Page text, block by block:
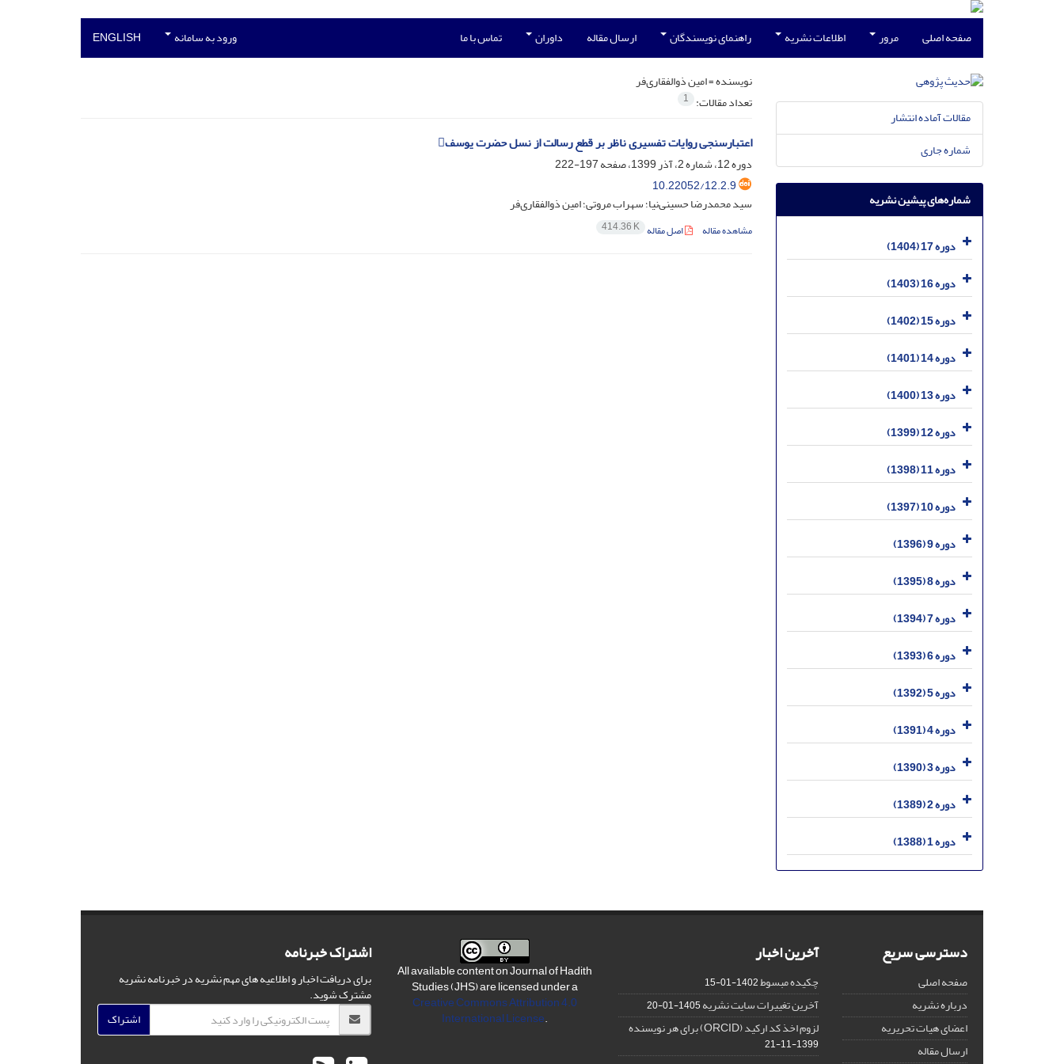
صفحه اصلی مرور اطلاعات نشریه راهنمای نویسندگان ارسال مقاله داوران تماس با ما ورود به سامانه ENGLISH
نویسنده =امین ذوالفقاری‌فر
تعداد مقالات: 1
اعتبارسنجی روایات تفسیری ناظر بر قطع رسالت از نسل حضرت یوسف
دوره 12، شماره 2، آذر 1399، صفحه
197-222
10.22052/12.2.9
سید محمدرضا حسینی‌نیا؛ سهراب مروتی؛ امین ذوالفقاری‌فر
مشاهده مقاله اصل مقاله 414.36 K
مقالات آماده انتشار
شماره جاری
شماره‌های پیشین نشریه
دوره 17 (1404)
دوره 16 (1403)
دوره 15 (1402)
دوره 14 (1401)
دوره 13 (1400)
دوره 12 (1399)
دوره 11 (1398)
دوره 10 (1397)
دوره 9 (1396)
دوره 8 (1395)
دوره 7 (1394)
دوره 6 (1393)
دوره 5 (1392)
دوره 4 (1391)
دوره 3 (1390)
دوره 2 (1389)
دوره 1 (1388)
دسترسی سریع
صفحه اصلی
درباره نشریه
اعضای هیات تحریریه
ارسال مقاله
آخرین اخبار
چکیده مبسوط1402-01-15
آخرین تغییرات سایت نشریه1405-01-20
لزوم اخذ کد ارکید (ORCID) برای هر نویسنده
1399-11-21
All available content on Journal of Hadith
Studies (JHS) are licensed under a
Creative Commons Attribution 4.0
International License.
اشتراک خبرنامه
برای دریافت اخبار و اطلاعیه های مهم نشریه در خبرنامه نشریه
مشترک شوید.
اشتراک